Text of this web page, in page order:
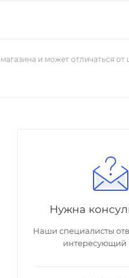
и может отличаться от
Нужна
Наши специалисты
интересующий